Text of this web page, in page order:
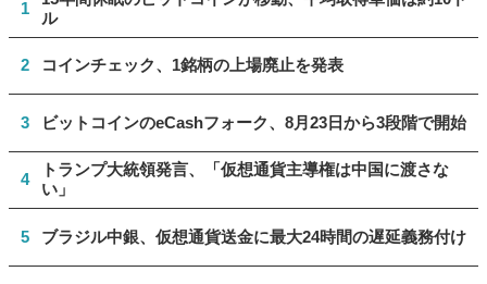
1
ル
2 コインチェック、1銘柄の上場廃止を発表
3 ビットコインのeCashフォーク、8月23日から3段階で開始
4
トランプ大統領発言、「仮想通貨主導権は中国に渡さな
い」
5 ブラジル中銀、仮想通貨送金に最大24時間の遅延義務付け